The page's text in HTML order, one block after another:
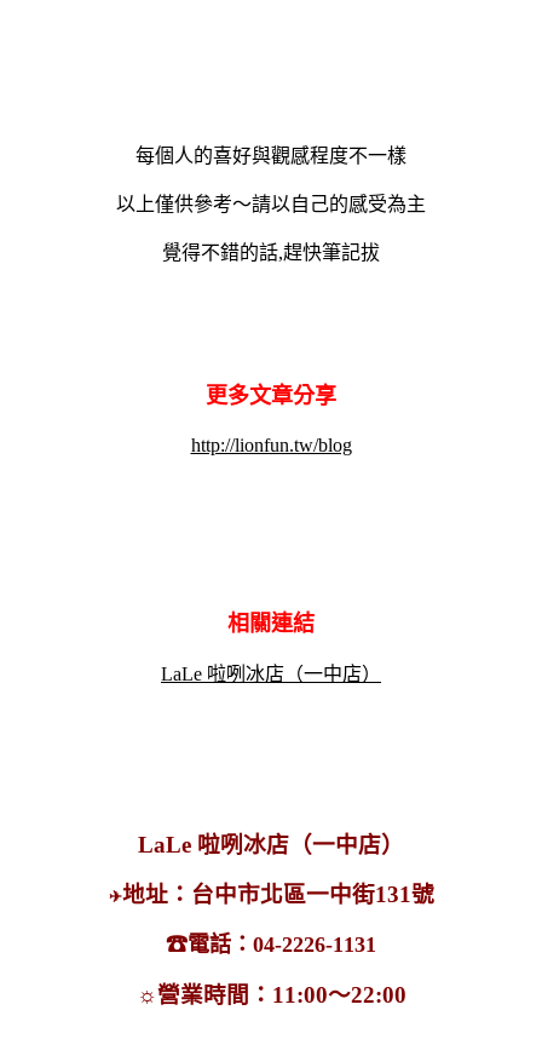
每個人的喜好與觀感程度不一樣
以上僅供參考～請以自己的感受為主
覺得不錯的話,趕快筆記拔
更多文章分享
http://lionfun.tw/blog
相關連結
LaLe 啦咧冰店（一中店）
LaLe 啦咧冰店（一中店）
✈地址：台中市北區一中街131號
☎電話 ：04-2226-1131
☼營業時間：11:00～22:00